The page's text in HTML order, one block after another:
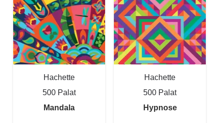
Hachette
500 Palat
Mandala
Hachette
500 Palat
Hypnose